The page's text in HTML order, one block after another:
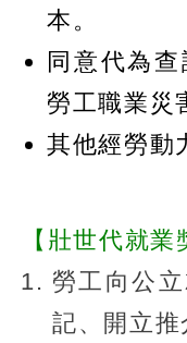
本。
同意代為
勞工職業災
其他經勞動
【壯世代就業
勞工向公
記、開立推